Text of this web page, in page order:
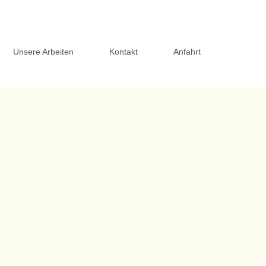
Unsere Arbeiten Kontakt Anfahrt